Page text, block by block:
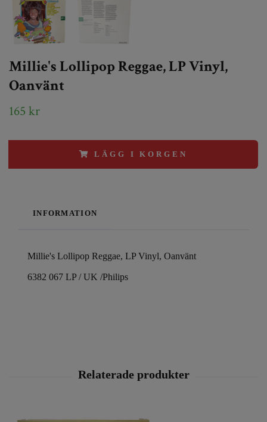
Millie's Lollipop Reggae, LP Vinyl,
Oanvänt
165 kr
LÄGG I KORGEN
INFORMATION
Millie's Lollipop Reggae, LP Vinyl, Oanvänt
6382 067 LP / UK /Philips